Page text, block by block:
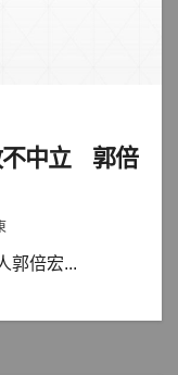
不中立 郭倍
郭倍宏...